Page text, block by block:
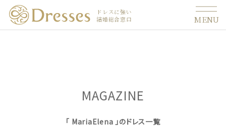
ドレスに強い
結婚総合窓口
MENU
MAGAZINE
「 MariaElena 」のドレス一覧